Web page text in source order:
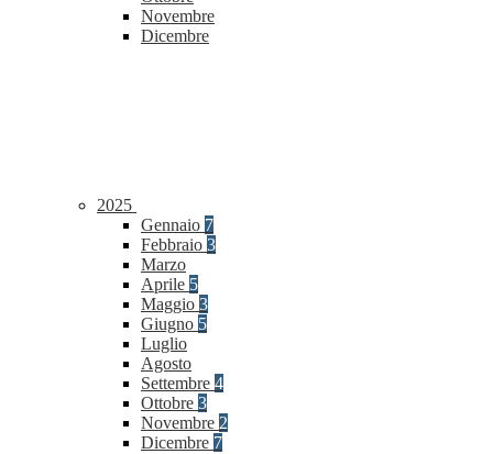
Novembre
Dicembre
2025
Gennaio 7
Febbraio 3
Marzo
Aprile 5
Maggio 3
Giugno 5
Luglio
Agosto
Settembre 4
Ottobre 3
Novembre 2
Dicembre 7